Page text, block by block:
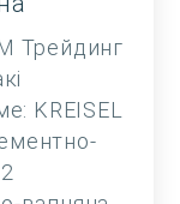
Трейдинг
KREISEL